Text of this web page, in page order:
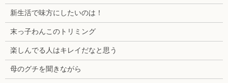
新生活で味方にしたいのは！
末っ子わんこのトリミング
楽しんでる人はキレイだなと思う
母のグチを聞きながら